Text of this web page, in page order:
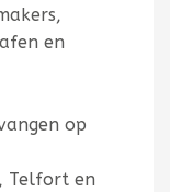
en
op
Telfort en